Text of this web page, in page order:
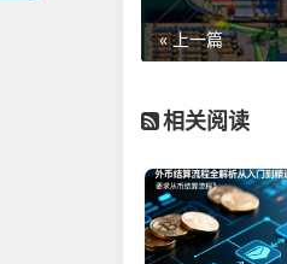
« 上一篇
相关阅读